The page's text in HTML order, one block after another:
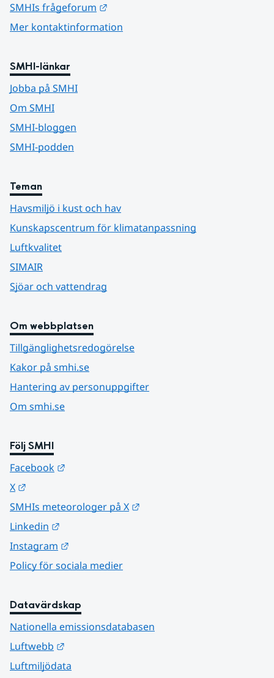
SMHIs frågeforum
Mer kontaktinformation
SMHI-länkar
Jobba på SMHI
Om SMHI
SMHI-bloggen
SMHI-podden
Teman
Havsmiljö i kust och hav
Kunskapscentrum för klimatanpassning
Luftkvalitet
SIMAIR
Sjöar och vattendrag
Om webbplatsen
Tillgänglighetsredogörelse
Kakor på smhi.se
Hantering av personuppgifter
Om smhi.se
Följ SMHI
Facebook
X
SMHIs meteorologer på X
Linkedin
Instagram
Policy för sociala medier
Datavärdskap
Nationella emissionsdatabasen
Luftwebb
Luftmiljödata